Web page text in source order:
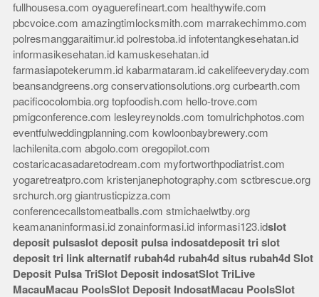
fullhousesa.com oyaguerefineart.com healthywife.com
pbcvoice.com amazingtimlocksmith.com marrakechimmo.com
polresmanggaraitimur.id polrestoba.id infotentangkesehatan.id
informasikesehatan.id kamuskesehatan.id
farmasiapotekerumm.id kabarmataram.id cakelifeeveryday.com
beansandgreens.org conservationsolutions.org curbearth.com
pacificocolombia.org topfoodish.com hello-trove.com
pmigconference.com lesleyreynolds.com tomulrichphotos.com
eventfulweddingplanning.com kowloonbaybrewery.com
lachilenita.com abgolo.com oregopilot.com
costaricacasadaretodream.com myfortworthpodiatrist.com
yogaretreatpro.com kristenjanephotography.com sctbrescue.org
srchurch.org giantrusticpizza.com
conferencecallstomeatballs.com stmichaelwtby.org
keamananinformasi.id zonainformasi.id informasi123.idslot
deposit pulsaslot deposit pulsa indosatdeposit tri slot
deposit tri link alternatif rubah4d rubah4d situs rubah4d Slot
Deposit Pulsa TriSlot Deposit indosatSlot TriLive
MacauMacau PoolsSlot Deposit IndosatMacau PoolsSlot